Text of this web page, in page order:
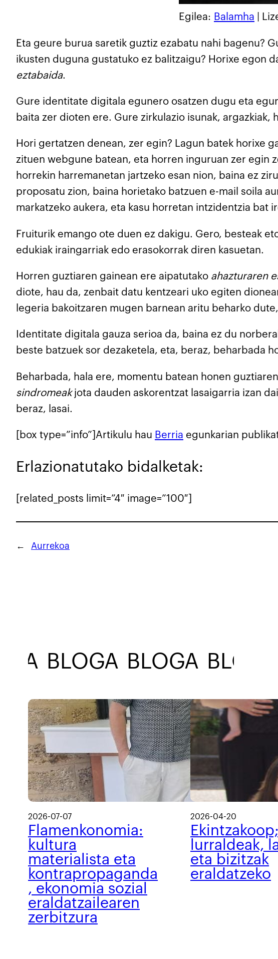
Egilea: Balamha |
Eta geure burua saretik guztiz ezabatu nahi bagenu?
ikusten duguna gustatuko ez balitzaigu? Horixe egon
eztabaida.
Gure identitate digitala egunero osatzen dugu eta
baita zer dioten ere. Gure zirkulazio isunak,
Hori gertatzen denean, zer egin? Lagun batek horixe
zituen webgune batean, eta horren inguruan zer egin
horrekin harremanetan jartzeko esan nion, baina ez
proposatu zion, baina horietako batzuen e-mail soila
markatzeko aukera, eta kasu horretan intzidentzia bat
Fruiturik emango ote duen ez dakigu. Gero, besteak
edukiak iraingarriak edo erasokorrak diren kasuetan.
Horren guztiaren gainean ere aipatutako ahazturaren
diote, hau da, zenbait datu kentzeari uko egiten
legeria bakoitzaren mugen barnean aritu beharko
Identitate digitala gauza serioa da, baina ez du
beste batzuek sor dezaketela, eta, beraz, beharbada
Beharbada, hala ere, momentu batean honen
sindromeakjota dauden askorentzat lasaigarria izan
beraz, lasai.
[box type=”info”]Artikulu hau Berria egunkarian
Erlazionatutako bidalketak:
[related_posts limit=”4″ image=”100″]
← Aurrekoa
BLOGA BLOGA BLOGA
2026-07-07
Flamenkonomia:
kultura
materialista eta
kontrapropaganda
, ekonomia sozial
eraldatzailearen
zerbitzura
2026-04-20
Ekintzakoop;
lurraldeak,
eta bizitzak
eraldatzeko